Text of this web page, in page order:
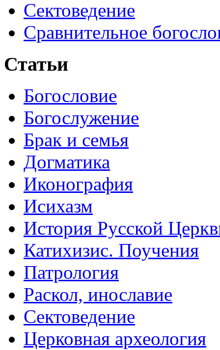
Сектоведение
Сравнительное
Статьи
Богословие
Богослужение
Брак и семья
Догматика
Иконография
Исихазм
История Русской
Катихизис. Поучения
Патрология
Раскол, инославие
Сектоведение
Церковная археология